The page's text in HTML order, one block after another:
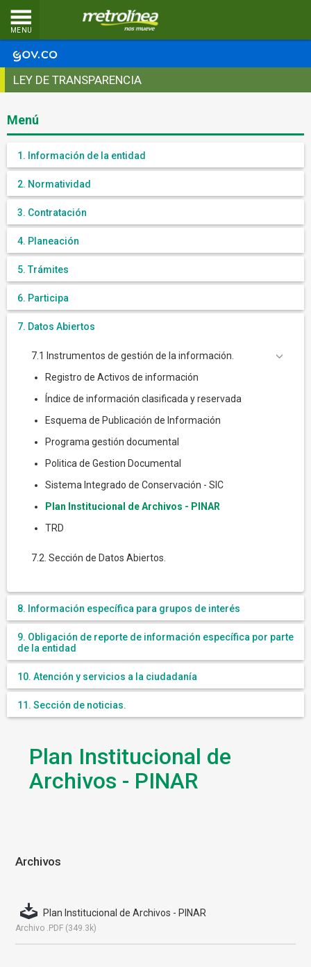
MENU
LEY DE TRANSPARENCIA
Menú
1. Información de la entidad
2. Normatividad
3. Contratación
4. Planeación
5. Trámites
6. Participa
7. Datos Abiertos
7.1 Instrumentos de gestión de la información.
Registro de Activos de información
Índice de información clasificada y reservada
Esquema de Publicación de Información
Programa gestión documental
Politica de Gestion Documental
Sistema Integrado de Conservación - SIC
Plan Institucional de Archivos - PINAR
TRD
7.2. Sección de Datos Abiertos.
8. Información específica para grupos de interés
9. Obligación de reporte de información específica por parte
de la entidad
10. Atención y servicios a la ciudadanía
11. Sección de noticias.
Plan Institucional de
Archivos - PINAR
Archivos
Plan Institucional de Archivos - PINAR
Archivo .PDF (349.3k)